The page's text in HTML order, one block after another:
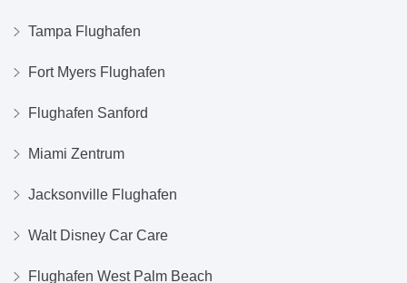
Tampa Flughafen
Fort Myers Flughafen
Flughafen Sanford
Miami Zentrum
Jacksonville Flughafen
Walt Disney Car Care
Flughafen West Palm Beach